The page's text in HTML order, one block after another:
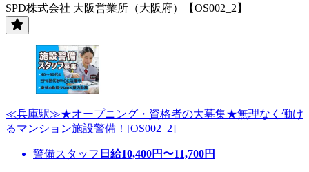
SPD株式会社 大阪営業所（大阪府）【OS002_2】
≪兵庫駅≫★オープニング・資格者の大募集★無理なく働け
るマンション施設警備！[OS002_2]
警備スタッフ 日給10,400円〜11,700円